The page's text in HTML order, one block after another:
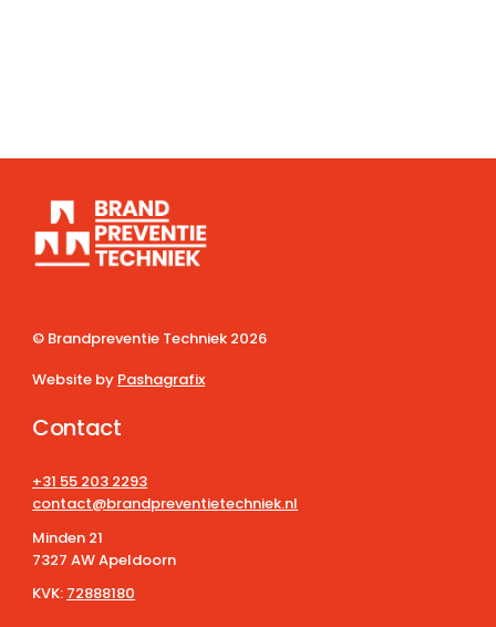
© Brandpreventie Techniek 2026
Website by Pashagrafix
Contact
+31 55 203 2293
contact@brandpreventietechniek.nl
Minden 21
7327 AW Apeldoorn
KVK: 72888180